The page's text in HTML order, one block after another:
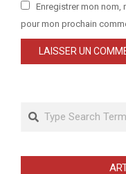
Enregistrer mon nom,
pour mon prochain
Search